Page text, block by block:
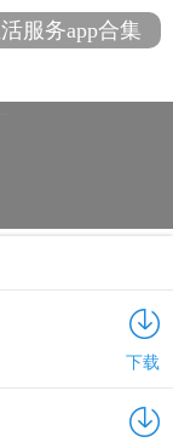
纳水电费、处理
决方案。我们精
！
服务app合集
下载